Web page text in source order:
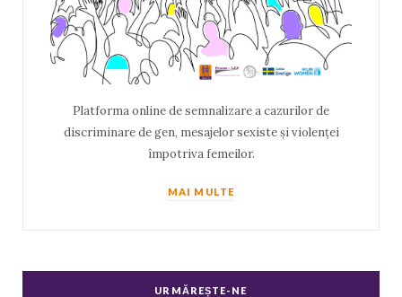
Platforma online de semnalizare a cazurilor de
discriminare de gen, mesajelor sexiste și violenței
împotriva femeilor.
MAI MULTE
URMĂREȘTE-NE